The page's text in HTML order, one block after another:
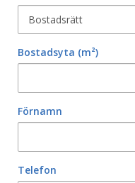
Bostadsyta (m²)
Förnamn
Telefon